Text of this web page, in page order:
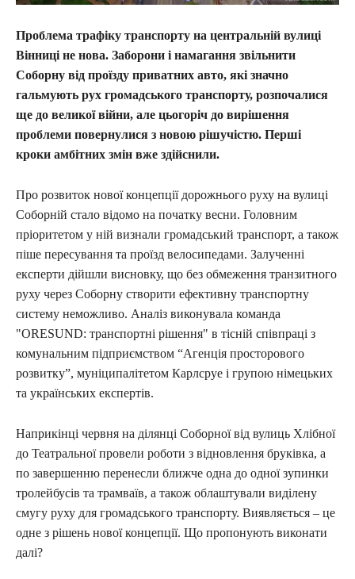
Проблема трафіку транспорту на центральній вулиці
Вінниці не нова. Заборони і намагання звільнити
Соборну від проїзду приватних авто, які значно
гальмують рух громадського транспорту, розпочалися
ще до великої війни, але цьогоріч до вирішення
проблеми повернулися з новою рішучістю. Перші
кроки амбітних змін вже здійснили.
Про розвиток нової концепції дорожнього руху на вулиці
Соборній стало відомо на початку весни. Головним
пріоритетом у ній визнали громадський транспорт, а також
піше пересування та проїзд велосипедами. Залученні
експерти дійшли висновку, що без обмеження транзитного
руху через Соборну створити ефективну транспортну
систему неможливо. Аналіз виконувала команда
"ORESUND: транспортні рішення" в тісній співпраці з
комунальним підприємством “Агенція просторового
розвитку”, муніципалітетом Карлсруе і групою німецьких
та українських експертів.
Наприкінці червня на ділянці Соборної від вулиць Хлібної
до Театральної провели роботи з відновлення бруківка, а
по завершенню перенесли ближче одна до одної зупинки
тролейбусів та трамваїв, а також облаштували виділену
смугу руху для громадського транспорту. Виявляється – це
одне з рішень нової концепції. Що пропонують виконати
далі?